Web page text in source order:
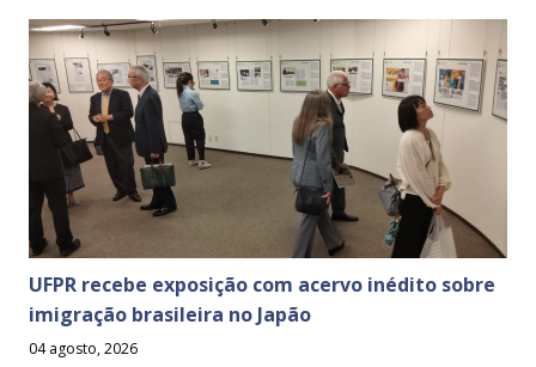
UFPR recebe exposição com acervo inédito sobre
imigração brasileira no Japão
04 agosto, 2026